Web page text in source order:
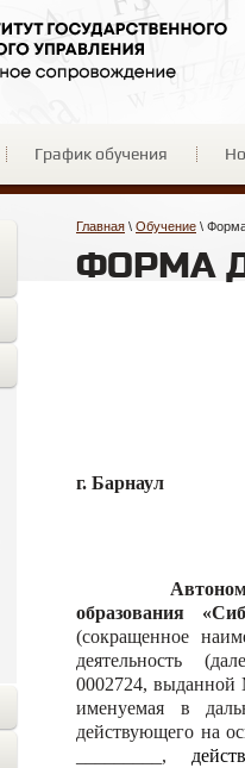
График обучения
Главная \ Обучение \
ФОРМА
г.
Автономная
образования
(сокращенное
деятельность
0002724, выданной
именуемая в
действующего на
_________,